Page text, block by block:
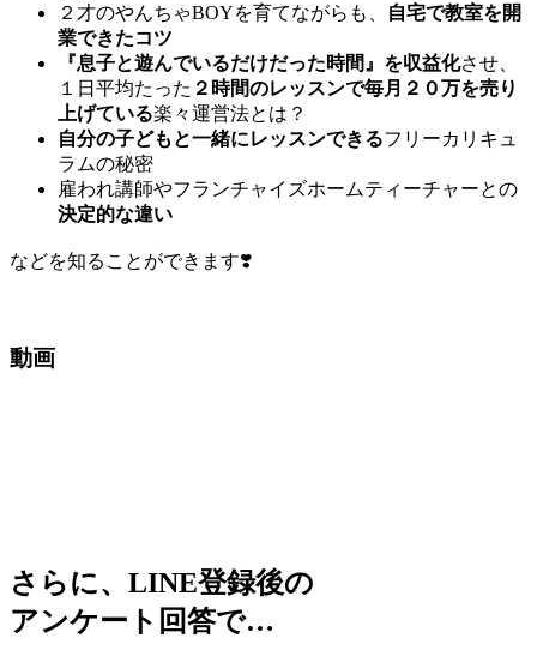
２才のやんちゃBOYを育てながらも、
自宅で教室を開
業できたコツ
『息子と遊んでいるだけだった時間』を収益化させ、
１日平均たった ２時間のレッスンで毎月２０万を売り
上げている楽々運営法とは？
自分の子どもと一緒にレッスンできるフリーカリキュ
ラムの秘密
雇われ講師やフランチャイズホームティーチャーとの
決定的な違い
などを知ることができます❣️
動画
さらに、LINE登録後の
アンケート回答で…